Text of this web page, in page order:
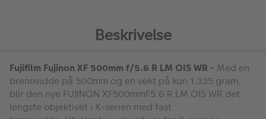
Beskrivelse
Fujifilm Fujinon XF 500mm f/5.6 R LM OIS WR - Med en
brennvidde på 500mm og en vekt på kun 1.335 gram,
blir den nye FUJINON XF500mmF5.6 R LM OIS WR det
lengste objektivet i X-serien med fast